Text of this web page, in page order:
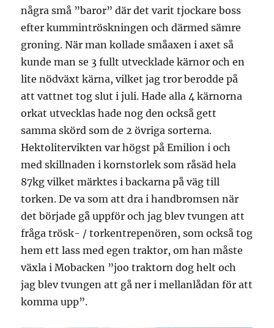
några små ”baror” där det varit tjockare boss
efter kummintröskningen och därmed sämre
groning. När man kollade småaxen i axet så
kunde man se 3 fullt utvecklade kärnor och en
lite nödväxt kärna, vilket jag tror berodde på
att vattnet tog slut i juli. Hade alla 4 kärnorna
orkat utvecklas hade nog den också gett
samma skörd som de 2 övriga sorterna.
Hektolitervikten var högst på Emilion i och
med skillnaden i kornstorlek som råsäd hela
87kg vilket märktes i backarna på väg till
torken. De va som att dra i handbromsen när
det började gå uppför och jag blev tvungen att
fråga trösk- / torkentrepenören, som också tog
hem ett lass med egen traktor, om han måste
växla i Mobacken ”joo traktorn dog helt och
jag blev tvungen att gå ner i mellanlådan för att
komma upp”.